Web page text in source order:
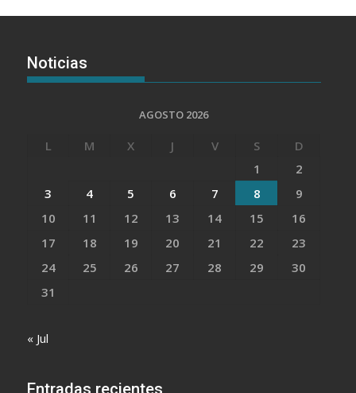
Noticias
AGOSTO 2026
L M X J V S
D
1
2
3
4 5 6 7 8
9
10
11 12 13 14 15
16
17
18 19 20 21 22
23
24
25 26 27 28 29
30
31
« Jul
Entradas recientes